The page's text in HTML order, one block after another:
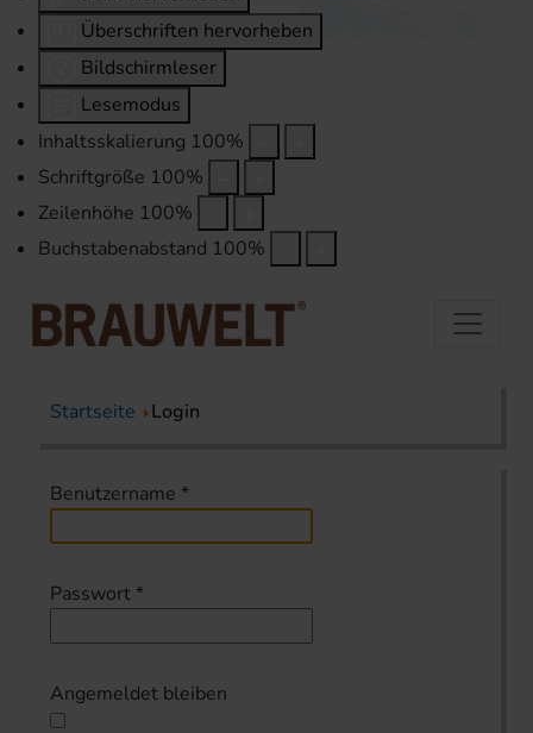
Überschriften hervorheben
Bildschirmleser
Lesemodus
Inhaltsskalierung 100%
Schriftgröße 100%
Zeilenhöhe 100%
Buchstabenabstand 100%
Startseite Login
Benutzername *
Passwort *
Angemeldet bleiben